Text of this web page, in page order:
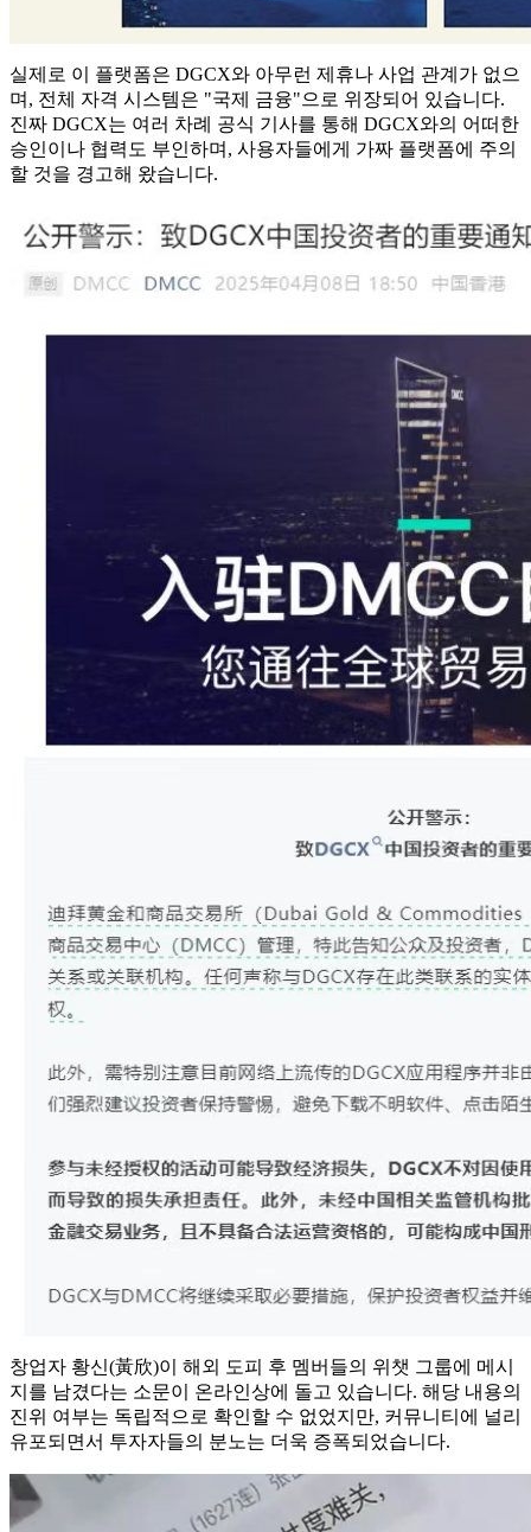
실제로 이 플랫폼은 DGCX와 아무런 제휴나 사업 관계가 없으
며, 전체 자격 시스템은 "국제 금융"으로 위장되어 있습니다.
진짜 DGCX는 여러 차례 공식 기사를 통해 DGCX와의 어떠한
승인이나 협력도 부인하며, 사용자들에게 가짜 플랫폼에 주의
할 것을 경고해 왔습니다.
창업자 황신(黃欣)이 해외 도피 후 멤버들의 위챗 그룹에 메시
지를 남겼다는 소문이 온라인상에 돌고 있습니다. 해당 내용의
진위 여부는 독립적으로 확인할 수 없었지만, 커뮤니티에 널리
유포되면서 투자자들의 분노는 더욱 증폭되었습니다.